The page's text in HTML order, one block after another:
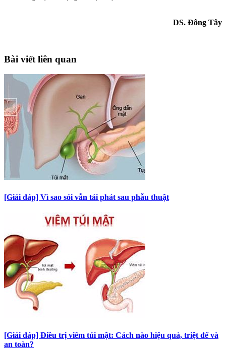
DS. Đông Tây
Bài viết liên quan
[Giải đáp] Vì sao sỏi vẫn tái phát sau phẫu thuật
[Giải đáp] Điều trị viêm túi mật: Cách nào hiệu quả, triệt để và
an toàn?